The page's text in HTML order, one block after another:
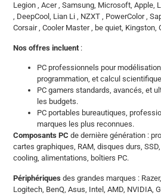
Legion , Acer , Samsung, Microsoft, Apple,
, DeepCool, Lian Li , NZXT , PowerColor ,
Corsair , Cooler Master , be quiet, Kingston,
Nos offres incluent :
PC professionnels pour
programmation, et calcul
PC gamers standards, avancés, et
les budgets.
PC portables bureautiques,
marques les plus reconnues.
Composants PC de dernière génération :
cartes graphiques, RAM, disques durs,
cooling, alimentations, boîtiers PC.
Périphériques des grandes marques :
Logitech, BenQ, Asus, Intel, AMD, NVIDIA,